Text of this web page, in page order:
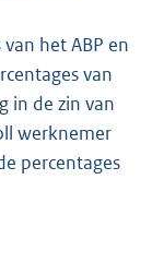
het ABP en
van
in de zin van
werknemer
percentages